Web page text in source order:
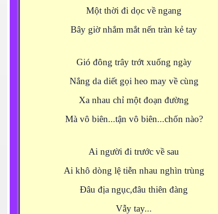
Một thời đi dọc về ngang
Bây giờ nhắm mắt nến tràn kẻ tay
Gió đông trây trớt xuống ngày
Nắng da diết gọi heo may về cùng
Xa nhau chỉ một đoạn đường
Mà vô biên...tận vô biên...chốn nào?
Ai người đi trước về sau
Ai khô dòng lệ tiễn nhau nghìn trùng
Đâu địa ngục,đâu thiên đàng
Vẫy tay...